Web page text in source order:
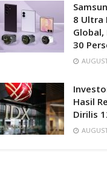
8 Ultra
30
Hasil
Dirilis